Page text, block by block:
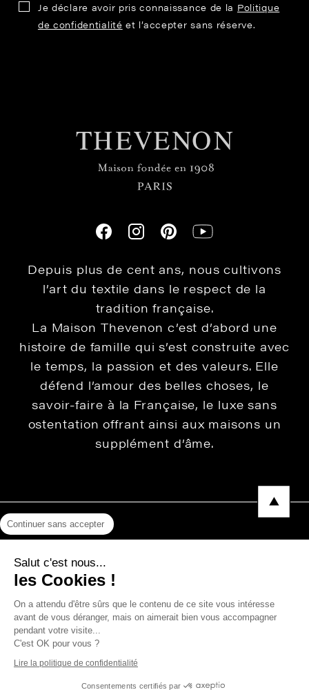
Je déclare avoir pris connaissance de la Politique
de confidentialité et l’accepter sans réserve.
Depuis plus de cent ans, nous cultivons
l’art du textile dans le respect de la
tradition française.
La Maison Thevenon c’est d’abord une
histoire de famille qui s’est construite avec
le temps, la passion et des valeurs. Elle
défend l’amour des belles choses, le
savoir-faire à la Française, le luxe sans
ostentation offrant ainsi aux maisons un
supplément d’âme.
Protection des données
Photos, Vidéos & Catalogues
Continuer sans accepter
Salut c'est nous...
les Cookies !
On a attendu d'être sûrs que le contenu de ce site vous intéresse
avant de vous déranger, mais on aimerait bien vous accompagner
pendant votre visite...
C'est OK pour vous ?
Lire la politique de confidentialité
Consentements certifiés par